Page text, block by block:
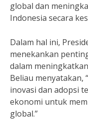
global dan
Indonesia secara
Dalam hal ini,
menekankan
dalam
Beliau menyatakan,
inovasi dan adopsi
ekonomi untuk
global.”